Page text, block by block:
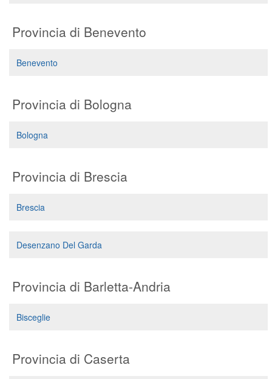
Provincia di Benevento
Benevento
Provincia di Bologna
Bologna
Provincia di Brescia
Brescia
Desenzano Del Garda
Provincia di Barletta-Andria
Bisceglie
Provincia di Caserta